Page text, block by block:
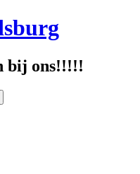
bij ons!!!!!